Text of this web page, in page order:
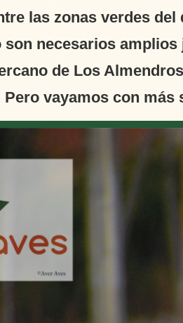
las zonas verdes
necesarios
de Los
Pero vayamos con más